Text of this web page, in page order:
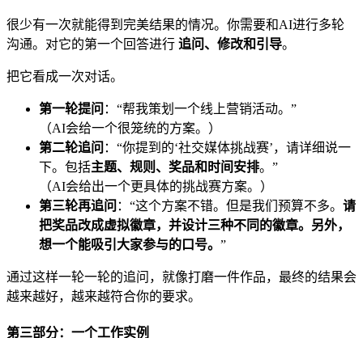
很少有一次就能得到完美结果的情况。你需要和AI进行多轮
沟通。对它的第一个回答进行 追问、修改和引导。
把它看成一次对话。
第一轮提问 ：“帮我策划一个线上营销活动。”
（AI会给一个很笼统的方案。）
第二轮追问 ：“你提到的‘社交媒体挑战赛’，请详细说一
下。包括主题、规则、奖品和时间安排。”
（AI会给出一个更具体的挑战赛方案。）
第三轮再追问 ：“这个方案不错。但是我们预算不多。 请
把奖品改成虚拟徽章，并设计三种不同的徽章。另外，
想一个能吸引大家参与的口号。 ”
通过这样一轮一轮的追问，就像打磨一件作品，最终的结果会
越来越好，越来越符合你的要求。
第三部分：一个工作实例